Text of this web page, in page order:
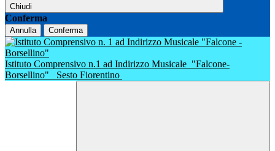
Chiudi
Conferma
Annulla Conferma
Istituto Comprensivo n.1 ad Indirizzo Musicale "Falcone-
Borsellino"
Sesto Fiorentino